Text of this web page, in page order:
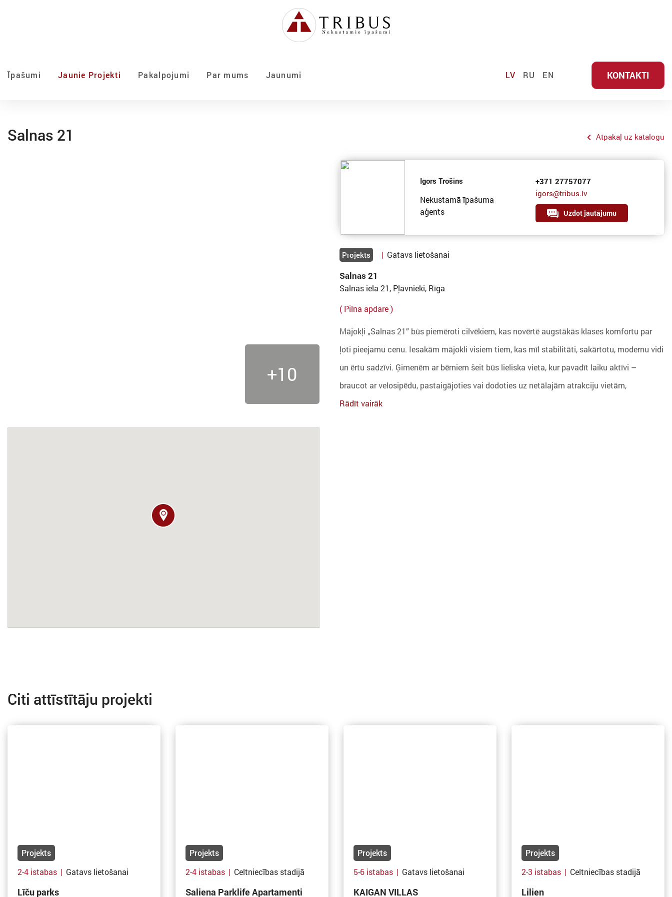
Īpašumi Jaunie Projekti Pakalpojumi Par mums Jaunumi LV RU EN KONTAKTI
Salnas 21 Atpakaļ uz katalogu
+10
Igors Trošins
Nekustamā īpašuma
aģents
+371 27757077
igors@tribus.lv
Uzdot jautājumu
Projekts | Gatavs lietošanai
Salnas 21
Salnas iela 21, Pļavnieki, Rīga
( Pilna apdare )
Mājokļi „Salnas 21” būs piemēroti cilvēkiem, kas novērtē augstākās klases komfortu par
ļoti pieejamu cenu. Iesakām mājokli visiem tiem, kas mīl stabilitāti, sakārtotu, modernu vidi
un ērtu sadzīvi. Ģimenēm ar bērniem šeit būs lieliska vieta, kur pavadīt laiku aktīvi –
braucot ar velosipēdu, pastaigājoties vai dodoties uz netālajām atrakciju vietām,
Rādīt vairāk
Citi attīstītāju projekti
Projekts
2-4 istabas | Gatavs lietošanai
Līču parks
Projekts
2-4 istabas | Celtniecības stadijā
Saliena Parklife Apartamenti
Projekts
5-6 istabas | Gatavs lietošanai
KAIGAN VILLAS
Projekts
2-3 istabas | Celtniecības stadijā
Lilien